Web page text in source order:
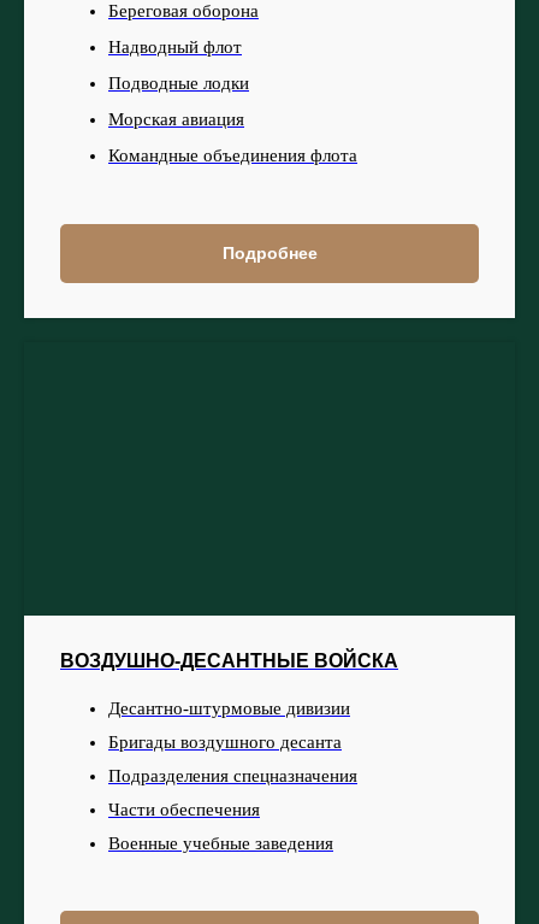
Береговая оборона
Надводный флот
Подводные лодки
Морская авиация
Командные объединения флота
Подробнее
ВОЗДУШНО-ДЕСАНТНЫЕ ВОЙСКА
Десантно-штурмовые дивизии
Бригады воздушного десанта
Подразделения спецназначения
Части обеспечения
Военные учебные заведения